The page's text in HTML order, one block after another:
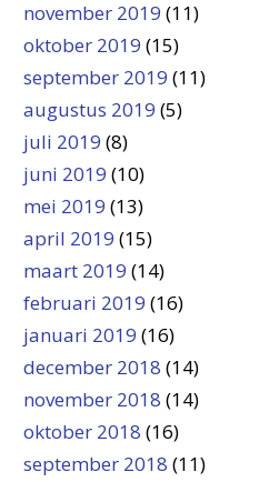
november 2019 (11)
oktober 2019 (15)
september 2019 (11)
augustus 2019 (5)
juli 2019 (8)
juni 2019 (10)
mei 2019 (13)
april 2019 (15)
maart 2019 (14)
februari 2019 (16)
januari 2019 (16)
december 2018 (14)
november 2018 (14)
oktober 2018 (16)
september 2018 (11)